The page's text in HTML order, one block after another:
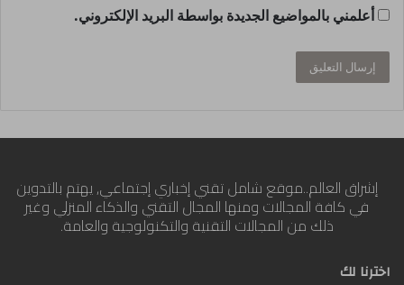
أعلمني بالمواضيع الجديدة بواسطة البريد الإلكتروني.
إشراق العالم..موقع شامل تقني إخباري إجتماعي, يهتم بالتدوين
في كافة المجالات ومنها المجال التقني والذكاء المنزلي وغير
ذلك من المجالات التقنية والتكنولوجية والعامة.
اخترنا لك